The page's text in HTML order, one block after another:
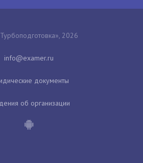
2026
документы
об организации